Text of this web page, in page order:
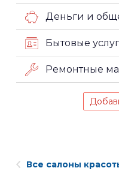
Деньги и
Бытовые
Ремонтные
Все салоны